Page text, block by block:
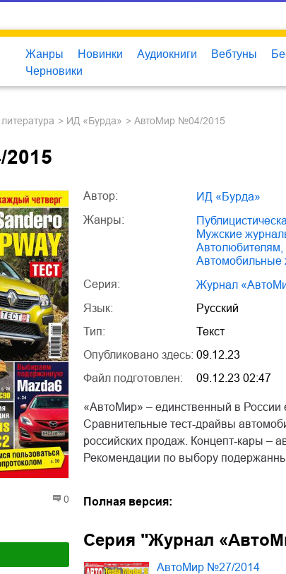
Жанры Новинки Аудиокниги Вебтуны
Черновики
литература ИД «Бурда» АвтоМир №04/2015
0
Автор:
ИД «Бурда»
Жанры:
мужские
автолюбителям
Серия:
Журнал
Язык:
Русский
Тип:
Текст
Опубликовано здесь: 09.12.23
Файл подготовлен:
09.12.23 02:47
«АвтоМир» – единственный в
Сравнительные тест-драйвы
российских продаж. Концепт-кары –
Рекомендации по выбору
Полная версия:
Серия "Журнал
АвтоМир №27/2014